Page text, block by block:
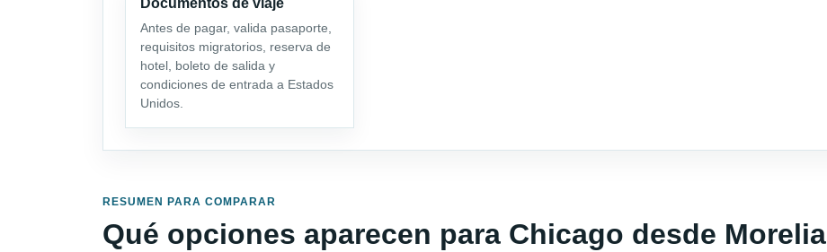
Documentos de viaje
Antes de pagar, valida pasaporte,
requisitos migratorios, reserva de
hotel, boleto de salida y
condiciones de entrada a Estados
Unidos.
RESUMEN PARA COMPARAR
Qué opciones aparecen para Chicago desde Morelia